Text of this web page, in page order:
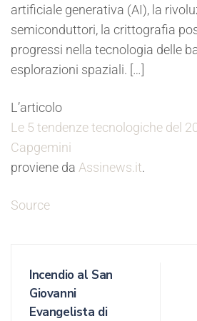
artificiale generativa (AI), la
semiconduttori, la crittografia
progressi nella tecnologia delle
esplorazioni spaziali. […]
L’articolo
Le 5 tendenze tecnologiche del
Capgemini
proviene da Assinews.it.
Source
Incendio al San
Giovanni
Evangelista di